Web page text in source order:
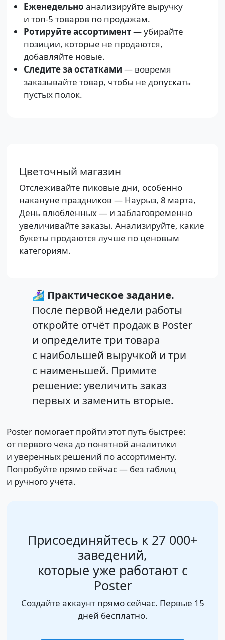
Еженедельно анализируйте выручку
и топ-5 товаров по продажам.
Ротируйте ассортимент— убирайте
позиции, которые не продаются,
добавляйте новые.
Следите за остатками — вовремя
заказывайте товар, чтобы не допускать
пустых полок.
Цветочный магазин
Отслеживайте пиковые дни, особенно
накануне праздников — Наурыз, 8 марта,
День влюблённых — и заблаговременно
увеличивайте заказы. Анализируйте, какие
букеты продаются лучше по ценовым
категориям.
🏄🏻‍♀️ Практическое задание.
После первой недели работы
откройте отчёт продаж в Poster
и определите три товара
с наибольшей выручкой и три
с наименьшей. Примите
решение: увеличить заказ
первых и заменить вторые.
Poster помогает пройти этот путь быстрее:
от первого чека до понятной аналитики
и уверенных решений по ассортименту.
Попробуйте прямо сейчас — без таблиц
и ручного учёта.
Присоединяйтесь к 27 000+
заведений,
которые уже работают с
Poster
Создайте аккаунт прямо сейчас. Первые 15
дней бесплатно.